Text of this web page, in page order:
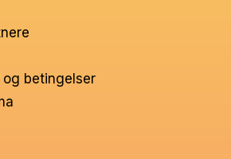
og betingelser